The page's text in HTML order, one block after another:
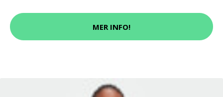
MER INFO!